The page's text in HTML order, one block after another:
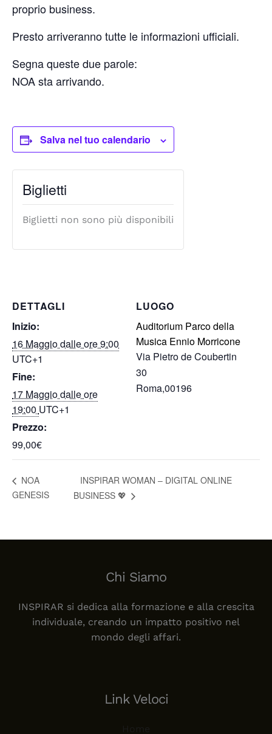
proprio business.
Presto arriveranno tutte le informazioni ufficiali.
Segna queste due parole:
NOA sta arrivando.
Salva nel tuo calendario
DETTAGLI
Inizio:
16 Maggio dalle ore 9:00
UTC+1
Fine:
17 Maggio dalle ore
19:00 UTC+1
Prezzo:
99,00€
LUOGO
Auditorium Parco della
Musica Ennio Morricone
Via Pietro de Coubertin
30
Roma,00196
Biglietti
Biglietti non sono più disponibili
NOA
GENESIS
INSPIRAR WOMAN – DIGITAL ONLINE
BUSINESS 💖
Chi Siamo
INSPIRAR si dedica alla formazione e alla crescita
individuale, creando un impatto positivo nel
mondo degli affari.
Link Veloci